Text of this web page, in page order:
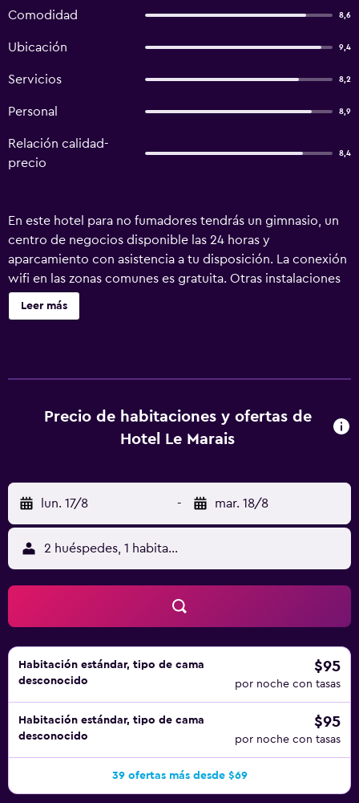
Comodidad 8,6
Ubicación 9,4
Servicios 8,2
Personal 8,9
Relación calidad-
precio
8,4
En este hotel para no fumadores tendrás un gimnasio, un
centro de negocios disponible las 24 horas y
aparcamiento con asistencia a tu disposición. La conexión
wifi en las zonas comunes es gratuita. Otras instalaciones
incluyen una sala de reuniones, servicio de tintorería y
servicio de recepción 24 horas. Hotel Le Marais ofrece 64
por cable y películas de pago. Los baños están equipados
con ducha, albornoces, artículos de higiene personal de
acceso a Internet wifi gratis. Los servicios para las
personas de negocios incluyen escritorio con llamadas
locales gratuitas (pueden existir restricciones). Las
habitaciones también incluyen cafetera y tetera y secador
de pelo. Se ofrece servicio de limpieza todos los días. Los
servicios de ocio y esparcimiento en este hotel incluyen
Leer más
Precio de habitaciones y ofertas de
Hotel Le Marais
lun. 17/8 - mar. 18/8
2 huéspedes, 1 habitación
Habitación estándar, tipo de cama
desconocido
$95
por noche con tasas
Habitación estándar, tipo de cama
desconocido
$95
por noche con tasas
39 ofertas más desde $69